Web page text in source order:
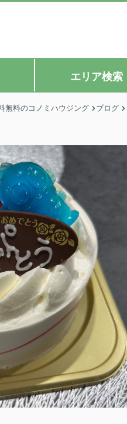
エリア検索
無料のコノミハウジング ブログ